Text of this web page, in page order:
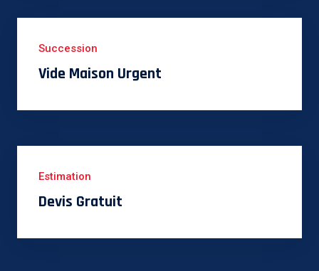
Succession
Vide Maison Urgent
Estimation
Devis Gratuit